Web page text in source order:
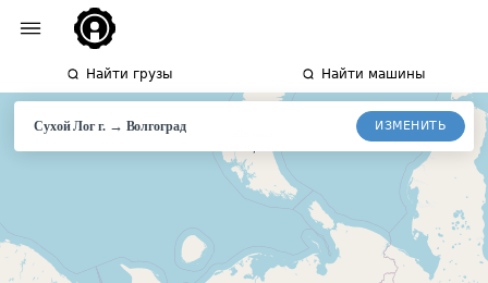
Найти грузы Найти машины
Сухой Лог г.→ Волгоград ИЗМЕНИТЬ